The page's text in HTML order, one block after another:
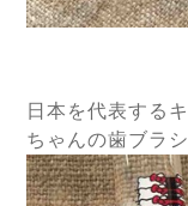
日本を代表する
ちゃんの歯ブラ